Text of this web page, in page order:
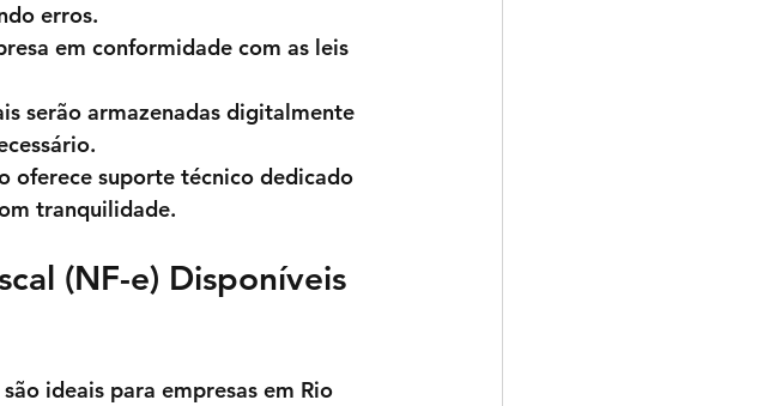
erros.
em conformidade com as leis
serão armazenadas digitalmente
oferece suporte técnico dedicado
tranquilidade.
(NF-e) Disponíveis
ideais para empresas em Rio